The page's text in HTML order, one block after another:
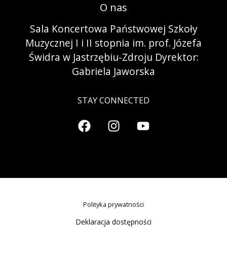
O nas
Sala Koncertowa Państwowej Szkoły
Muzycznej I i II stopnia im. prof. Józefa
Świdra w Jastrzębiu-Zdroju Dyrektor:
Gabriela Jaworska
STAY CONNECTED
Polityka prywatności
Deklaracja dostępności